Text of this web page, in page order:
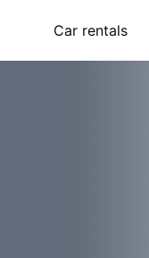
Car rentals